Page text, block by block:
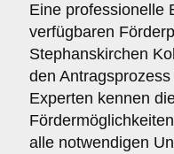
Eine professionelle
verfügbaren
Stephanskirchen
den
Experten kennen
alle notwendigen